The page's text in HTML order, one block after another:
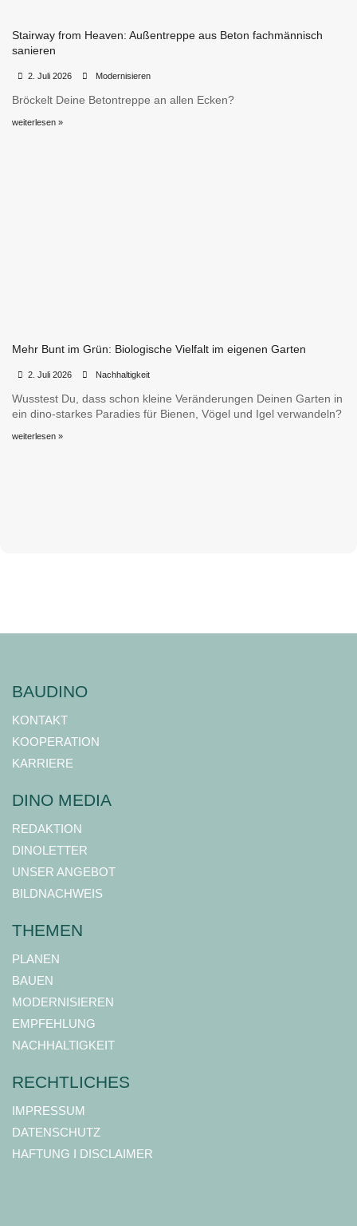
Stairway from Heaven: Außentreppe aus Beton fachmännisch
sanieren
2. Juli 2026 Modernisieren
Bröckelt Deine Betontreppe an allen Ecken?
weiterlesen »
Mehr Bunt im Grün: Biologische Vielfalt im eigenen Garten
2. Juli 2026 Nachhaltigkeit
Wusstest Du, dass schon kleine Veränderungen Deinen Garten in
ein dino-starkes Paradies für Bienen, Vögel und Igel verwandeln?
weiterlesen »
BAUDINO
KONTAKT
KOOPERATION
KARRIERE
DINO MEDIA
REDAKTION
DINOLETTER
UNSER ANGEBOT
BILDNACHWEIS
THEMEN
PLANEN
BAUEN
MODERNISIEREN
EMPFEHLUNG
NACHHALTIGKEIT
RECHTLICHES
IMPRESSUM
DATENSCHUTZ
HAFTUNG I DISCLAIMER